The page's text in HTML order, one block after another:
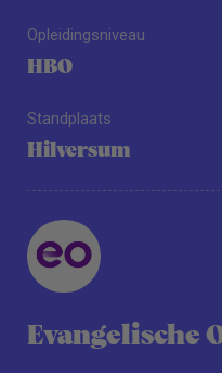
Opleidingsniveau
HBO
Standplaats
Hilversum
Evangelische